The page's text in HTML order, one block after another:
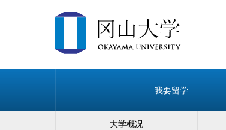
我要留学
大学概况